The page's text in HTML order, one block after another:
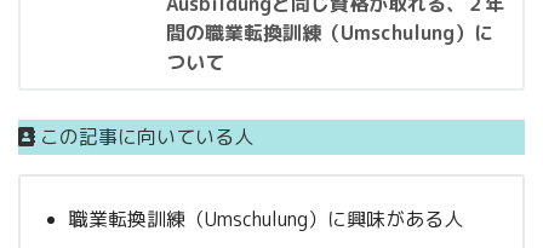
間の職業転換訓練（Umschulung）に
ついて
この記事に向いている人
職業転換訓練（Umschulung）に興味がある人